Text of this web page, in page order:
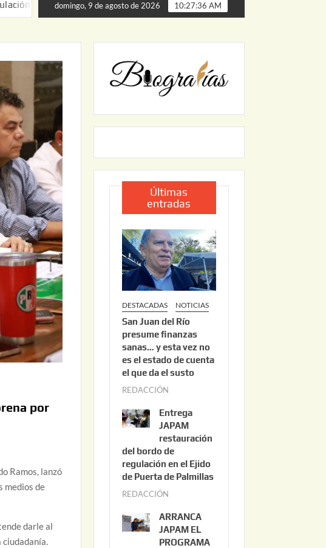
de Puerta de Palmillas ARRANCA JAPAM EL PROGRAMA “AGUA
domingo, 9 de agosto de 2026 10:27:37 AM
por
Ramos, lanzó
medios de
darle al
ciudadanía.
Últimas
entradas
DESTACADAS NOTICIAS
San Juan del Río
presume finanzas
sanas… y esta vez no
es el estado de cuenta
el que da el susto
REDACCIÓN
o
s
t
o
3
2
0
2
Entrega
JAPAM
restauración
del bordo de
regulación en el Ejido
de Puerta de Palmillas
REDACCIÓN
l
i
ARRANCA
JAPAM EL
PROGRAMA